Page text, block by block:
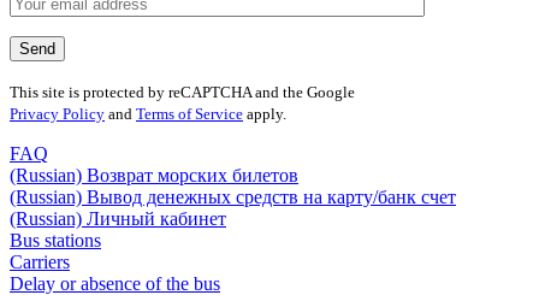
This site is protected by reCAPTCHA and the Google
Privacy Policy and Terms of Service apply.
FAQ
(Russian) Возврат морских билетов
(Russian) Вывод денежных средств на карту/банк счет
(Russian) Личный кабинет
Bus stations
Carriers
Delay or absence of the bus